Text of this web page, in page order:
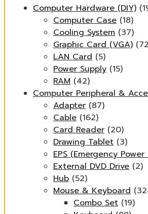
Computer Hardware (DIY)
Computer Case (18)
Cooling System (37)
Graphic Card (VGA)
LAN Card (5)
Power Supply (15)
RAM (42)
Computer Peripheral &
Adapter (87)
Cable (162)
Card Reader (20)
Drawing Tablet (3)
EPS (Emergency Power
External DVD Drive (2)
Hub (52)
Mouse & Keyboard
Combo Set (19)